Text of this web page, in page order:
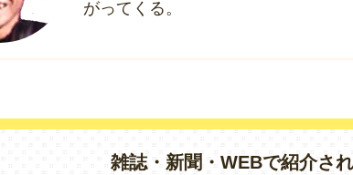
がってくる。
雑誌・新聞・WEBで紹介さ